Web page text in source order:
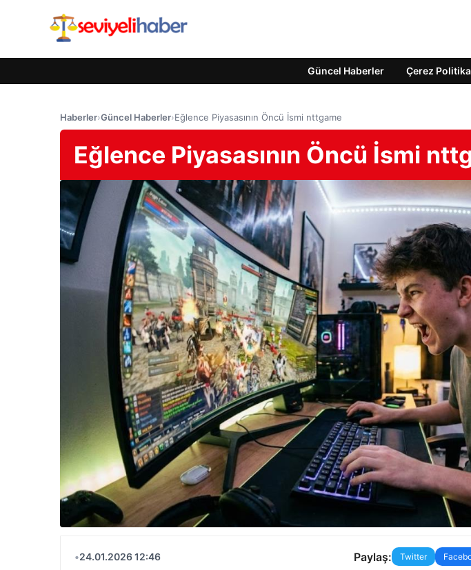
Güncel Haberler Çerez
Haberler›Güncel Haberler›Eğlence Piyasasının Öncü İsmi nttgame
Eğlence Piyasasının Öncü İsmi
•24.01.2026 12:46 Paylaş: Twitter